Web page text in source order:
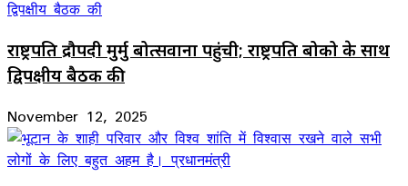
राष्ट्रपति द्रौपदी मुर्मु बोत्सवाना पहुंची; राष्ट्रपति बोको के साथ
द्विपक्षीय बैठक की
November 12, 2025